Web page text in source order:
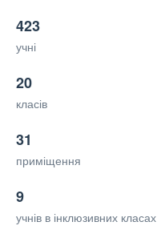
423
учні
20
класів
31
приміщення
9
учнів в інклюзивних класах